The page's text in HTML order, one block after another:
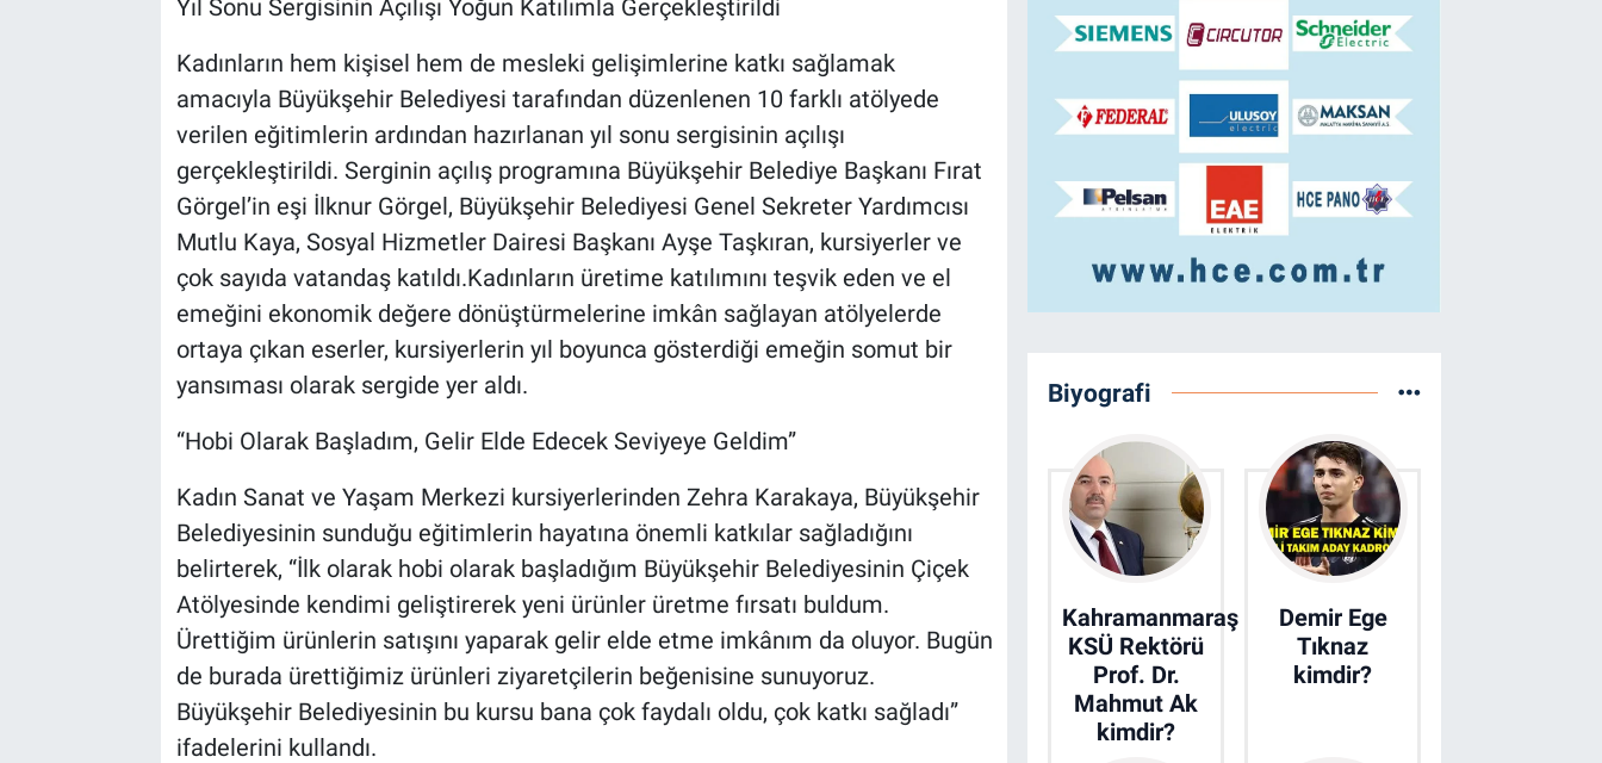
Yıl Sonu Sergisinin Açılışı Yoğun Katılımla Gerçekleştirildi
Kadınların hem kişisel hem de mesleki gelişimlerine katkı sağlamak
amacıyla Büyükşehir Belediyesi tarafından düzenlenen 10 farklı atölyede
verilen eğitimlerin ardından hazırlanan yıl sonu sergisinin açılışı
gerçekleştirildi. Serginin açılış programına Büyükşehir Belediye Başkanı Fırat
Görgel’in eşi İlknur Görgel, Büyükşehir Belediyesi Genel Sekreter Yardımcısı
Mutlu Kaya, Sosyal Hizmetler Dairesi Başkanı Ayşe Taşkıran, kursiyerler ve
çok sayıda vatandaş katıldı.Kadınların üretime katılımını teşvik eden ve el
emeğini ekonomik değere dönüştürmelerine imkân sağlayan atölyelerde
ortaya çıkan eserler, kursiyerlerin yıl boyunca gösterdiği emeğin somut bir
yansıması olarak sergide yer aldı.
“Hobi Olarak Başladım, Gelir Elde Edecek Seviyeye Geldim”
Kadın Sanat ve Yaşam Merkezi kursiyerlerinden Zehra Karakaya, Büyükşehir
Belediyesinin sunduğu eğitimlerin hayatına önemli katkılar sağladığını
belirterek, “İlk olarak hobi olarak başladığım Büyükşehir Belediyesinin Çiçek
Atölyesinde kendimi geliştirerek yeni ürünler üretme fırsatı buldum.
Ürettiğim ürünlerin satışını yaparak gelir elde etme imkânım da oluyor. Bugün
de burada ürettiğimiz ürünleri ziyaretçilerin beğenisine sunuyoruz.
Büyükşehir Belediyesinin bu kursu bana çok faydalı oldu, çok katkı sağladı”
ifadelerini kullandı.
Biyografi
Kahramanmaraş
KSÜ Rektörü
Prof. Dr.
Mahmut Ak
kimdir?
Demir Ege
Tıknaz
kimdir?